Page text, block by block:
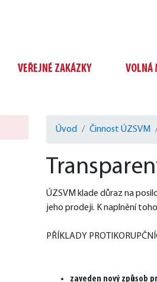
VEŘEJNÉ ZAKÁZKY VOLNÁ
Úvod Činnost ÚZSVM
ÚZSVM klade důraz na
jeho prodeji. K naplnění
PŘÍKLADY
zaveden nový způsob